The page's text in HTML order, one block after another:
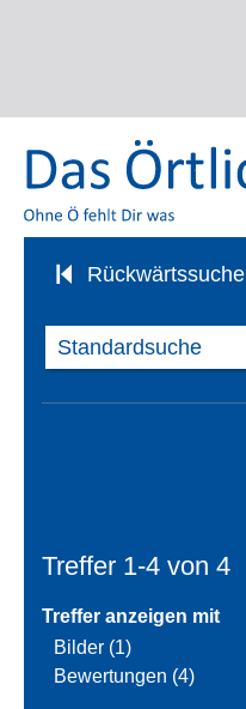
Rückwärtssuche
Treffer 1-4 von 4
Treffer anzeigen mit
Bilder (1)
Bewertungen (4)